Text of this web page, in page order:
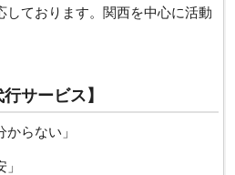
しております。関西を中心に活動
サービス】
からない」